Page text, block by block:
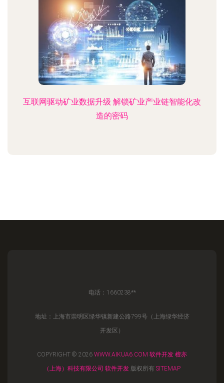
互联网驱动矿业数据升级 解锁矿业产业链智能化改
造的密码
电话：1660238**
地址：上海市崇明区绿华镇新建公路799号（上海绿华经济
开发区）
COPYRIGHT © 2026 WWW.AIKUA6.COM 软件开发 檀亦
（上海）科技有限公司 软件开发 版权所有 SITEMAP